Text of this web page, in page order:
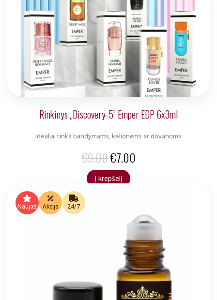
Rinkinys „Discovery-5” Emper EDP 6x3ml
Idealiai tinka bandymams, kelionėms ar dovanoms
€9.00Original
price
€7.00
Į krepšelį
Naujas Akcija 24/7